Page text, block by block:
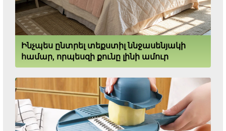
Ինչպես ընտրել տեքստիլ ննջասենյակի
համար, որպեսզի քունը լինի ամուր